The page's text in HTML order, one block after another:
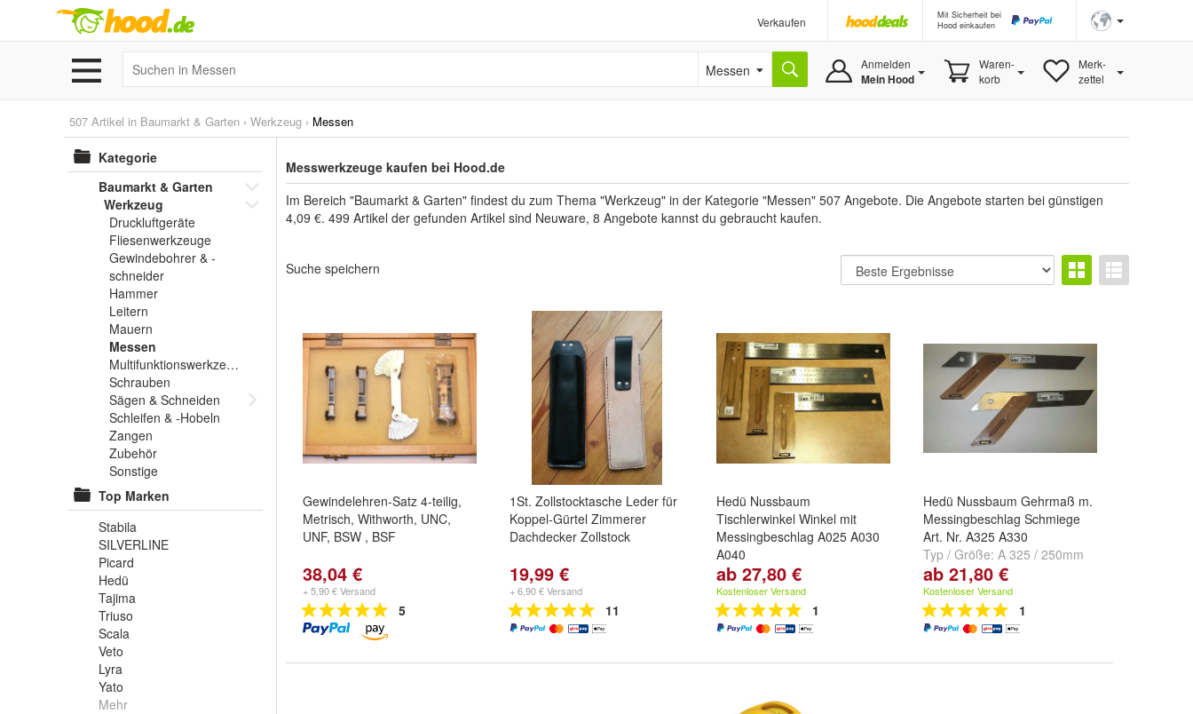
Verkaufen
Mit Sicherheit bei
Hood einkaufen
Messen Anmelden
Mein Hood
Waren-
korb
Merk-
zettel
507 Artikel in Baumarkt & Garten › Werkzeug › Messen
Kategorie
Baumarkt & Garten
Werkzeug
Druckluftgeräte
Fliesenwerkzeuge
Gewindebohrer & -
schneider
Hammer
Leitern
Mauern
Messen
Multifunktionswerkzeuge
Schrauben
Sägen & Schneiden
Schleifen & -Hobeln
Zangen
Zubehör
Sonstige
Top Marken
Stabila
SILVERLINE
Picard
Hedü
Tajima
Triuso
Scala
Veto
Lyra
Yato
Mehr
Messwerkzeuge kaufen bei Hood.de
Im Bereich "Baumarkt & Garten" findest du zum Thema "Werkzeug" in der Kategorie "Messen" 507 Angebote. Die Angebote starten bei günstigen
4,09 €. 499 Artikel der gefunden Artikel sind Neuware, 8 Angebote kannst du gebraucht kaufen.
Suche speichern
Gewindelehren-Satz 4-teilig,
Metrisch, Withworth, UNC,
UNF, BSW , BSF
38,04 €
+ 5,90 € Versand
5
1St. Zollstocktasche Leder für
Koppel-Gürtel Zimmerer
Dachdecker Zollstock
19,99 €
+ 6,90 € Versand
11
Hedü Nussbaum
Tischlerwinkel Winkel mit
Messingbeschlag A025 A030
A040
Typ / Länge: A025 / 250mm
A030 / 300mmund
400mm
ab 27,80 €
Kostenloser Versand
1
Hedü Nussbaum Gehrmaß m.
Messingbeschlag Schmiege
Art. Nr. A325 A330
Typ / Größe: A 325 / 250mm
und A 330 / 300mm
ab 21,80 €
Kostenloser Versand
1